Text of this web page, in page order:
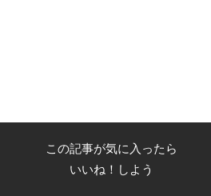
この記事が気に入ったら
いいね！しよう